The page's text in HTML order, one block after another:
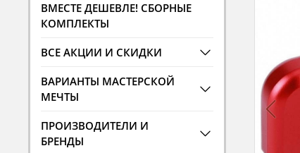
ВМЕСТЕ ДЕШЕВЛЕ! СБОРНЫЕ
КОМПЛЕКТЫ
ВСЕ АКЦИИ И СКИДКИ
ВАРИАНТЫ МАСТЕРСКОЙ
МЕЧТЫ
ПРОИЗВОДИТЕЛИ И
БРЕНДЫ